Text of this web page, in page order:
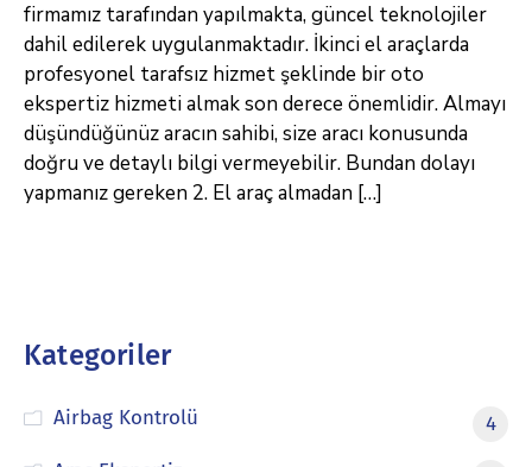
firmamız tarafından yapılmakta, güncel teknolojiler
dahil edilerek uygulanmaktadır. İkinci el araçlarda
profesyonel tarafsız hizmet şeklinde bir oto
ekspertiz hizmeti almak son derece önemlidir. Almayı
düşündüğünüz aracın sahibi, size aracı konusunda
doğru ve detaylı bilgi vermeyebilir. Bundan dolayı
yapmanız gereken 2. El araç almadan […]
Kategoriler
Airbag Kontrolü
4